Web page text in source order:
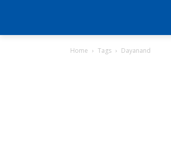
Home Tags Dayanand